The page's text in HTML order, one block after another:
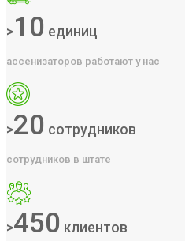
>10 единиц
ассенизаторов работают у нас
>20 сотрудников
сотрудников в штате
>450 клиентов